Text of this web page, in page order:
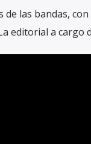
las bandas,
editorial a cargo